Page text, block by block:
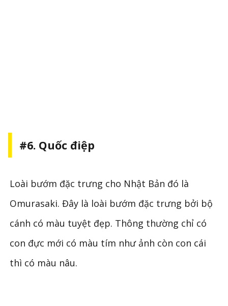
#6. Quốc điệp
Loài bướm đặc trưng cho Nhật Bản đó là
Omurasaki. Đây là loài bướm đặc trưng bởi bộ
cánh có màu tuyệt đẹp. Thông thường chỉ có
con đực mới có màu tím như ảnh còn con cái
thì có màu nâu.